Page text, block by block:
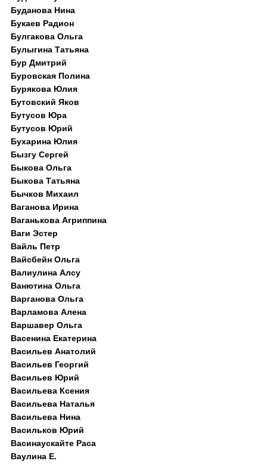
Буданова Нина
Букаев Радион
Булгакова Ольга
Булыгина Татьяна
Бур Дмитрий
Буровская Полина
Бурякова Юлия
Бутовский Яков
Бутусов Юра
Бутусов Юрий
Бухарина Юлия
Бызгу Сергей
Быкова Ольга
Быкова Татьяна
Бычков Михаил
Ваганова Ирина
Ваганькова Агриппина
Ваги Эстер
Вайль Петр
Вайсбейн Ольга
Валиулина Алсу
Ванютина Ольга
Варганова Ольга
Варламова Алена
Варшавер Ольга
Васенина Екатерина
Васильев Анатолий
Васильев Георгий
Васильев Юрий
Васильева Ксения
Васильева Наталья
Васильева Нина
Васильков Юрий
Васинаускайте Раса
Ваулина Е.